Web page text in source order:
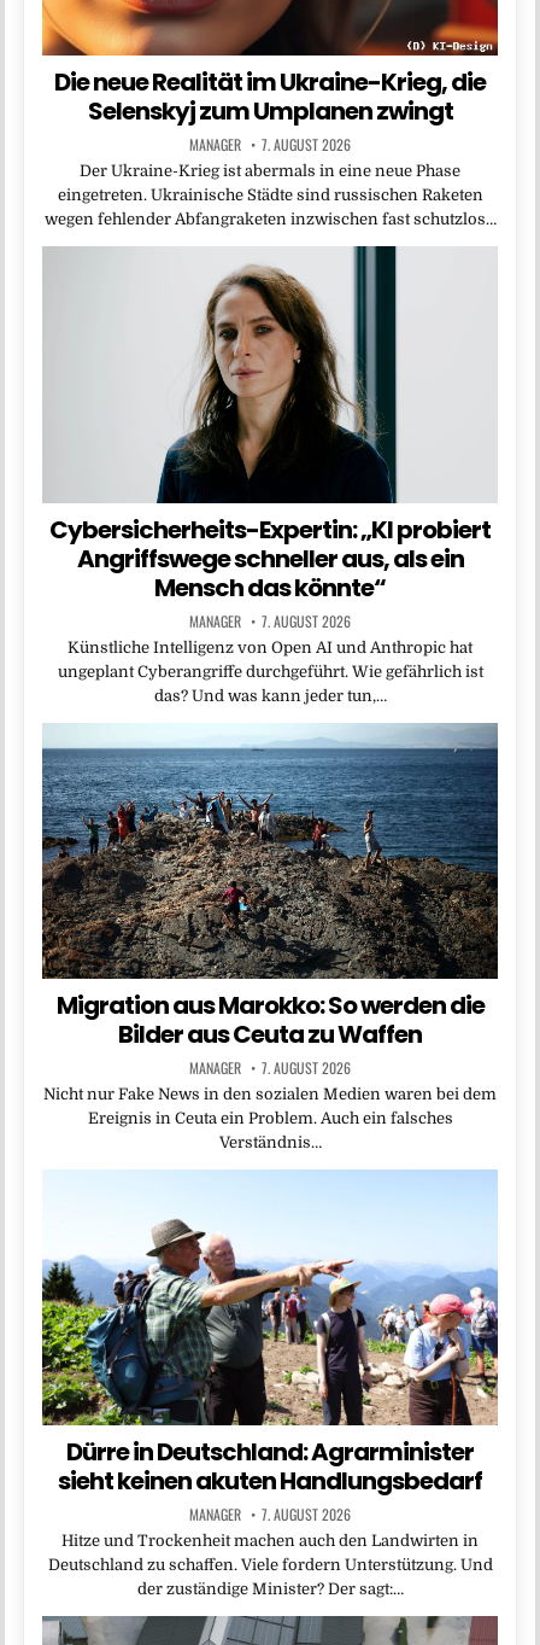
Die neue Realität im Ukraine-Krieg, die
Selenskyj zum Umplanen zwingt
MANAGER 7. AUGUST 2026
Der Ukraine-Krieg ist abermals in eine neue Phase
eingetreten. Ukrainische Städte sind russischen Raketen
wegen fehlender Abfangraketen inzwischen fast schutzlos…
Cybersicherheits-Expertin: „KI probiert
Angriffswege schneller aus, als ein
Mensch das könnte“
MANAGER 7. AUGUST 2026
Künstliche Intelligenz von Open AI und Anthropic hat
ungeplant Cyberangriffe durchgeführt. Wie gefährlich ist
das? Und was kann jeder tun,…
Migration aus Marokko: So werden die
Bilder aus Ceuta zu Waffen
MANAGER 7. AUGUST 2026
Nicht nur Fake News in den sozialen Medien waren bei dem
Ereignis in Ceuta ein Problem. Auch ein falsches
Verständnis…
Dürre in Deutschland: Agrarminister
sieht keinen akuten Handlungsbedarf
MANAGER 7. AUGUST 2026
Hitze und Trockenheit machen auch den Landwirten in
Deutschland zu schaffen. Viele fordern Unterstützung. Und
der zuständige Minister? Der sagt:…